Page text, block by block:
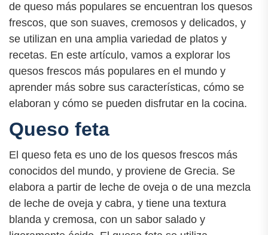
de queso más populares se encuentran los quesos
frescos, que son suaves, cremosos y delicados, y
se utilizan en una amplia variedad de platos y
recetas. En este artículo, vamos a explorar los
quesos frescos más populares en el mundo y
aprender más sobre sus características, cómo se
elaboran y cómo se pueden disfrutar en la cocina.
Queso feta
El queso feta es uno de los quesos frescos más
conocidos del mundo, y proviene de Grecia. Se
elabora a partir de leche de oveja o de una mezcla
de leche de oveja y cabra, y tiene una textura
blanda y cremosa, con un sabor salado y